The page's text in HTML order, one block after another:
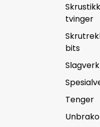
tvinger
bits
Tenger